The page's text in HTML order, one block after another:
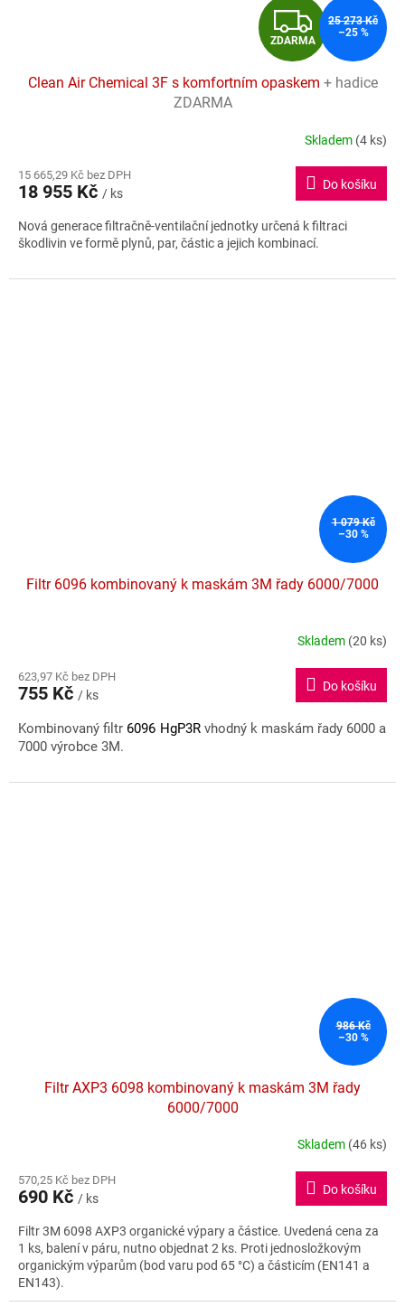
Z
D
A
R
M
A
ZDARMA
25 273 Kč
–25 %
Clean Air Chemical 3F s komfortním opaskem + hadice
ZDARMA
produktu
je
z
5
Skladem (4 ks)
15 665,29 Kč bez DPH
18 955 Kč / ks
Do košíku
Nová generace filtračně-ventilační jednotky určená k filtraci
škodlivin ve formě plynů, par, částic a jejich kombinací.
1 079 Kč
–30 %
Filtr 6096 kombinovaný k maskám 3M řady 6000/7000
produktu
je
z
5
Skladem (20 ks)
623,97 Kč bez DPH
755 Kč / ks
Do košíku
Kombinovaný filtr 6096 HgP3R vhodný k maskám řady 6000 a
7000 výrobce 3M.
986 Kč
–30 %
Filtr AXP3 6098 kombinovaný k maskám 3M řady
6000/7000
produktu
je
z
5
hvězdiček.
Skladem (46 ks)
570,25 Kč bez DPH
690 Kč / ks
Do košíku
Filtr 3M 6098 AXP3 organické výpary a částice. Uvedená cena za
1 ks, balení v páru, nutno objednat 2 ks. Proti jednosložkovým
organickým výparům (bod varu pod 65 °C) a částicím (EN141 a
EN143).